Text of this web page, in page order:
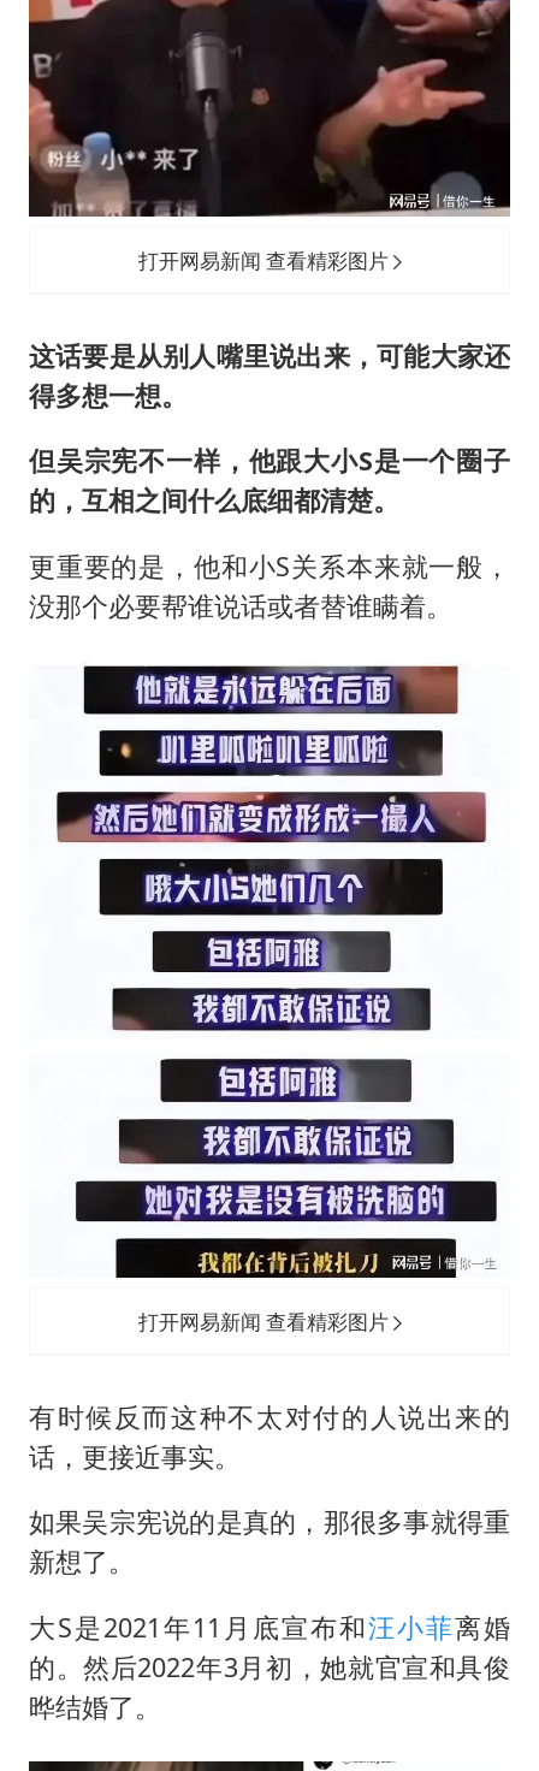
打开网易新闻 查看精彩图片
这话要是从别人嘴里说出来，可能大家还
得多想一想。
但吴宗宪不一样，他跟大小S是一个圈子
的，互相之间什么底细都清楚。
更重要的是，他和小S关系本来就一般，
没那个必要帮谁说话或者替谁瞒着。
打开网易新闻 查看精彩图片
有时候反而这种不太对付的人说出来的
话，更接近事实。
如果吴宗宪说的是真的，那很多事就得重
新想了。
大S是2021年11月底宣布和汪小菲离婚
的。然后2022年3月初，她就官宣和具俊
晔结婚了。